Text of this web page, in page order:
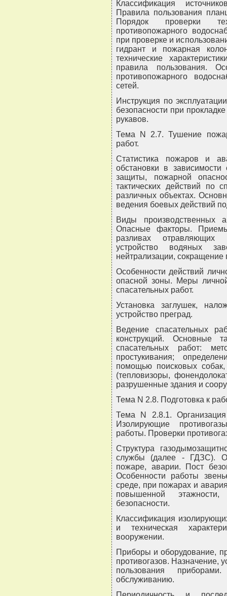
Классификация
Правила пользования
Порядок проверки
противопожарного
при проверке и
гидрант и пожарная
технические
правила пользования.
противопожарного
сетей.
Инструкция по
безопасности при
рукавов.
Тема N 2.7. Тушение
работ.
Статистика пожаров и
обстановки в
защиты, пожарной
тактических действий
различных объектах.
ведения боевых действий
Виды производственных
Опасные факторы.
разливах отравляющих
устройство водяных
нейтрализации, сокращение
Особенности действий
опасной зоны. Меры
спасательных работ.
Установка заглушек,
устройство преград.
Ведение спасательных
конструкций. Основные
спасательных работ:
простукивания;
помощью поисковых собак,
(тепловизоры,
разрушенные здания и
Тема N 2.8. Подготовка к
Тема N 2.8.1.
Изолирующие
работы. Проверки
Структура
службы (далее - ГДЗС).
пожаре, аварии. Пост
Особенности работы
среде, при пожарах и
повышенной
безопасности.
Классификация
и техническая
вооружении.
Приборы и оборудование,
противогазов. Назначение,
пользования
обслуживанию.